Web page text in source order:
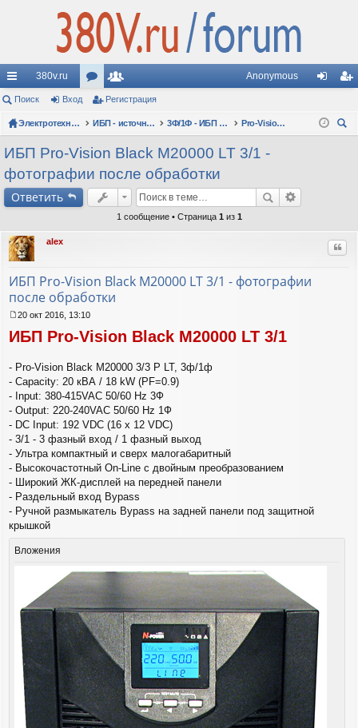
с
ы
лк
и
380v.ru
ор
ум
ы
ол
ьз
ов
ат
Anonymous
д ис
Поиск Вход Регистрация
Электротехнические форумы ИБП - источники бесперебойного питания 3Ф/1Ф - ИБП N-POWER: трехфазно-однофазные 10-30 кВА - вопросы по моделям
Pro-Vision Black M P 3/1, Pro-Vision Black M 3/1
ИБП Pro-Vision Black M20000 LT 3/1 -
фотографии после обработки
Ответить
1 сообщение • Страница 1 из 1
alex
ИБП Pro-Vision Black M20000 LT 3/1 - фотографии
после обработки
щ
е
н
и
е
20 окт 2016, 13:10
ИБП Pro-Vision Black M20000 LT 3/1
- Pro-Vision Black M20000 3/3 P LT, 3ф/1ф
- Capacity: 20 кВА / 18 kW (PF=0.9)
- Input: 380-415VAC 50/60 Hz 3Ф
- Output: 220-240VAC 50/60 Hz 1Ф
- DC Input: 192 VDC (16 x 12 VDC)
- 3/1 - 3 фазный вход / 1 фазный выход
- Ультра компактный и сверх малогабаритный
- Высокочастотный On-Line с двойным преобразованием
- Широкий ЖК-дисплей на передней панели
- Раздельный вход Bypass
- Ручной размыкатель Bypass на задней панели под защитной
крышкой
Вложения